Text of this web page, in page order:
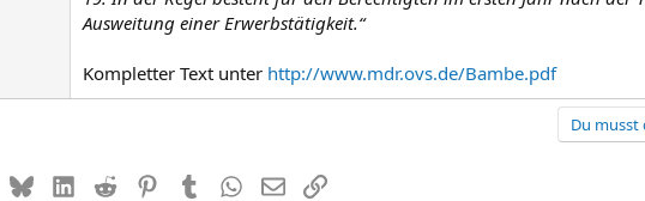
Ausweitung einer Erwerbstätigkeit.“
Kompletter Text unter http://www.mdr.ovs.de/Bambe.pdf
Du
X (Twitter)
BlueskyLinkedIn
Reddit PinterestTumblrWhatsApp
E-MailLink